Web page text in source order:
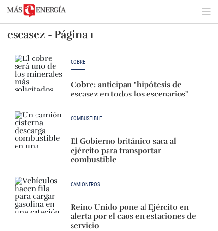
escasez - Página 1
COBRE
Cobre: anticipan "hipótesis de
escasez en todos los escenarios"
COMBUSTIBLE
El Gobierno británico saca al
ejército para transportar
combustible
CAMIONEROS
Reino Unido pone al Ejército en
alerta por el caos en estaciones de
servicio